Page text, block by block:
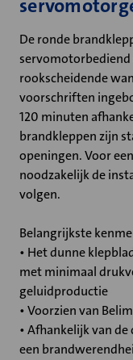
De ronde
servomotorbediend
rookscheidende
voorschriften
120 minuten
brandkleppen zijn
openingen. Voor
noodzakelijk de
volgen.
Belangrijkste
• Het dunne
met minimaal
geluidproductie
• Voorzien van
• Afhankelijk van
een